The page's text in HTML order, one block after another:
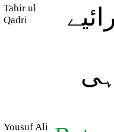
Tahir ul
Qadri
ہی
Yousuf Ali